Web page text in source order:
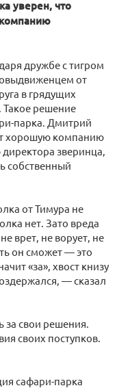
уверен, что
дружбе с тигром
от
в грядущих
Такое решение
парка. Дмитрий
хорошую компанию
зверинца,
собственный
от Тимура не
нет. Зато вреда
врет, не ворует, не
он сможет — это
«за», хвост книзу
— сказал
за свои решения.
своих поступков.
сафари-парка